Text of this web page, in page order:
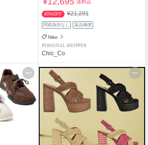
送料込
40%OFF ¥21,291
関税負担なし 返品補償
Nike
PERSONAL SHOPPER
Chic_Co